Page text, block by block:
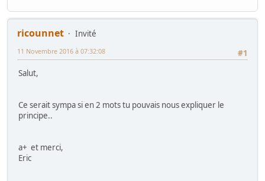
ricounnet
Invité
#1
11 Novembre 2016 à 07:32:08
Salut,
Ce serait sympa si en 2 mots tu pouvais nous expliquer le
principe..
a+ et merci,
Eric